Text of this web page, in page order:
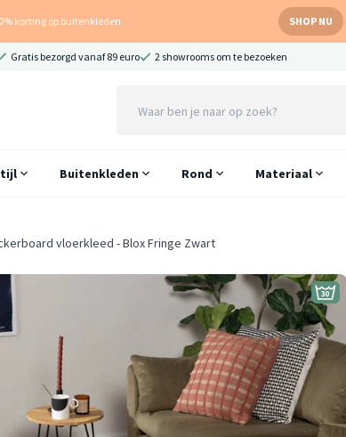
korting op buitenkleden SHOP NU
Gratis bezorgd vanaf 89 euro 2 showrooms om te bezoeken
Buitenkleden Rond Materiaal
vloerkleed - Blox Fringe Zwart